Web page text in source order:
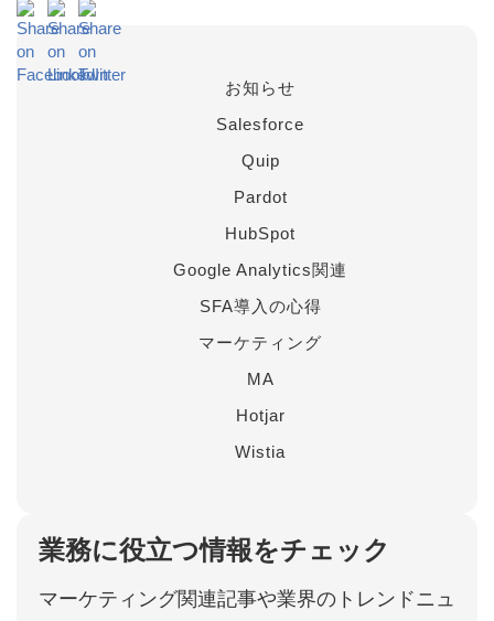
お知らせ
Salesforce
Quip
Pardot
HubSpot
Google Analytics関連
SFA導入の心得
マーケティング
MA
Hotjar
Wistia
業務に役立つ情報をチェック
マーケティング関連記事や業界のトレンドニュ